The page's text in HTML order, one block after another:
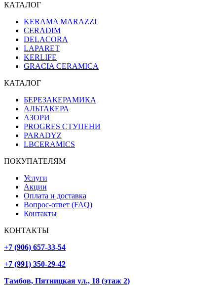
КАТАЛОГ
KERAMA MARAZZI
CERADIM
DELACORA
LAPARET
KERLIFE
GRACIA CERAMICA
КАТАЛОГ
БЕРЕЗАКЕРАМИКА
АЛЬТАКЕРА
АЗОРИ
PROGRES СТУПЕНИ
PARADYZ
LBCERAMICS
ПОКУПАТЕЛЯМ
Услуги
Акции
Оплата и доставка
Вопрос-ответ (FAQ)
Контакты
КОНТАКТЫ
+7 (906) 657-33-54
+7 (991) 350-29-42
Тамбов, Пятницкая ул., 18 (этаж 2)